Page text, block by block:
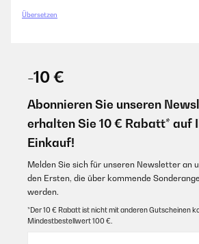
Übersetzen
-10 €
Abonnieren Sie unseren
erhalten Sie 10 € Rabatt* auf
Einkauf!
Melden Sie sich für unseren Newsletter an
den Ersten, die über kommende
werden.
*Der 10 € Rabatt ist nicht mit anderen Gutscheinen
Mindestbestellwert 100 €.